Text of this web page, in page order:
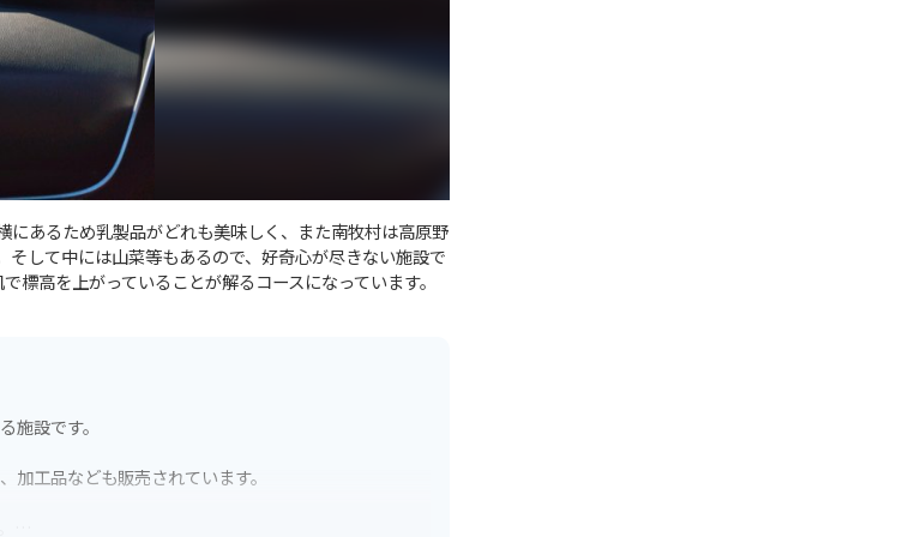
あるため乳製品がどれも美味しく、また南牧村は高原野
して中には山菜等もあるので、好奇心が尽きない施設で
高を上がっていることが解るコースになっています。
施設です。
工品なども販売されています。